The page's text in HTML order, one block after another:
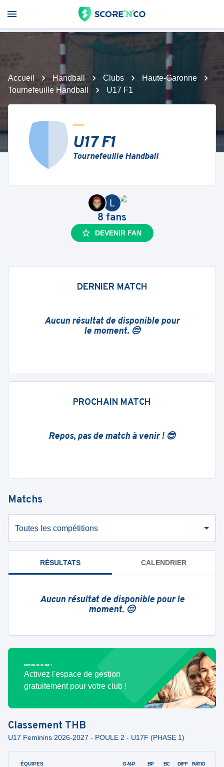
Accueil Handball Clubs
Haute-Garonne
Tournefeuille Handball
U17 F1
U17 F1
Tournefeuille Handball
L
8 fans
DEVENIR FAN
DERNIER MATCH
Aucun résultat de disponible pour
le moment. 😔
PROCHAIN MATCH
Repos, pas de match à venir ! 😎
Matchs
Toutes les compétitions
RÉSULTATS CALENDRIER
Aucun résultat de disponible pour le
moment. 😔
Bénévole de ce club ?
Activez l'espace de gestion
gratuitement pour votre club !
Classement THB
U17 Feminins 2026-2027 - POULE 2 - U17F (PHASE 1)
ÉQUIPES G-N-P BP BC DIFF RATIO